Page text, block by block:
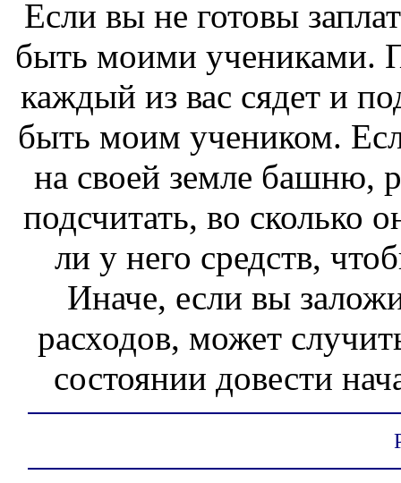
Если вы не готовы
быть моими учениками.
каждый из вас сядет и
быть моим учеником.
на своей земле башню,
подсчитать, во сколько
ли у него средств,
Иначе, если вы
расходов, может
состоянии довести